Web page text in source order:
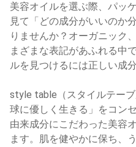
美容オイルを選ぶ際、パッ
見て「どの成分がいいのか
りませんか？オーガニック
まざまな表記があふれる中
ルを見つけるには正しい成
style table（スタイルテー
球に優しく生きる」をコン
由来成分にこだわった美容
ます。肌を健やかに保ち、